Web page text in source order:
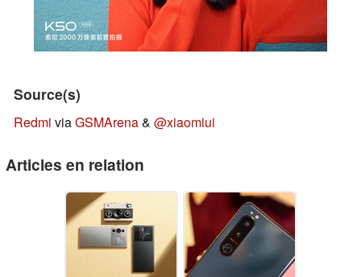
Source(s)
Redmi viaGSMArena& @xiaomiui
Articles en relation